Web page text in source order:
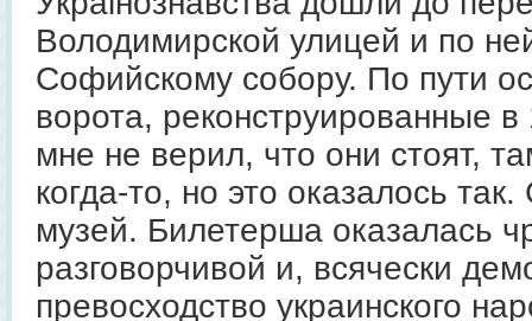
Володимирской улицей и по
Софийскому собору. По пути
ворота, реконструированные в
мне не верил, что они стоят,
когда-то, но это оказалось
музей. Билетерша оказалась
разговорчивой и, всячески
превосходство украинского